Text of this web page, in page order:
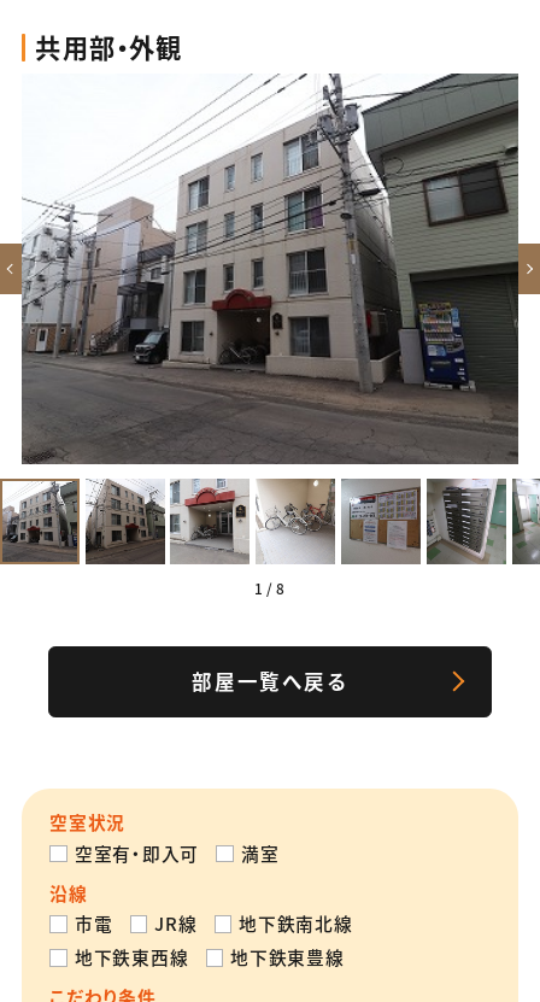
間取り図
1/
間取り図
/
共用部・外観
1 /8
部屋一覧へ戻る
空室状況
空室有・即入可
満室
沿線
市電
JR線
地下鉄南北線
地下鉄東西線
地下鉄東豊線